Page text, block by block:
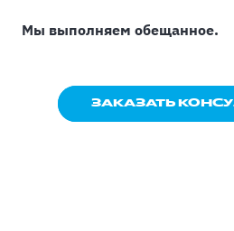
Мы выполняем обещанное.
ЗАКАЗАТЬ